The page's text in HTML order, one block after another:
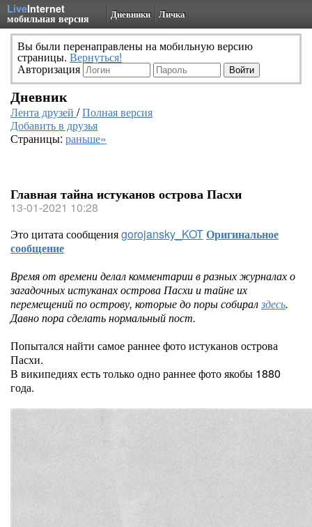
LiveInternet
мобильная версия Дневники Личка
Вы были перенаправлены на мобильную версию
страницы. Вернуться!
Авторизация
Дневник
Лента друзей /Полная версия
Добавить в друзья
Страницы: раньше»
Главная тайна истуканов острова Пасхи
13-01-2021 10:28
Это цитата сообщенияgorojansky_KOTОригинальное
сообщение
Время от времени делал комментарии в разных журналах о
загадочных истуканах острова Пасхи и тайне их
перемещений по острову, которые до поры собиралздесь.
Давно пора сделать нормальный пост.
Попытался найти самое раннее фото истуканов острова
Пасхи.
В википедиях есть только одно раннее фото якобы 1880
года.